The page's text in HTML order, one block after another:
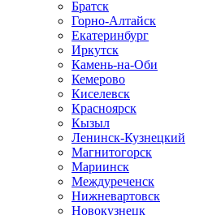
Братск
Горно-Алтайск
Екатеринбург
Иркутск
Камень-на-Оби
Кемерово
Киселевск
Красноярск
Кызыл
Ленинск-Кузнецкий
Магнитогорск
Мариинск
Междуреченск
Нижневартовск
Новокузнецк